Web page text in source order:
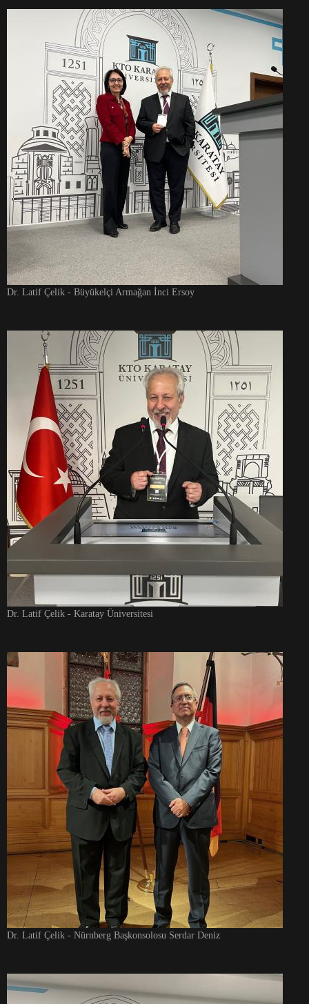
Dr. Latif Çelik - Büyükelçi Armağan İnci Ersoy
Dr. Latif Çelik - Karatay Üniversitesi
Dr. Latif Çelik - Nürnberg Başkonsolosu Serdar Deniz